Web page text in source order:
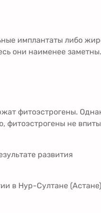
имплантаты либо
они наименее
фитоэстрогены.
фитоэстрогены не
развития
в Нур-Султане (Астане)